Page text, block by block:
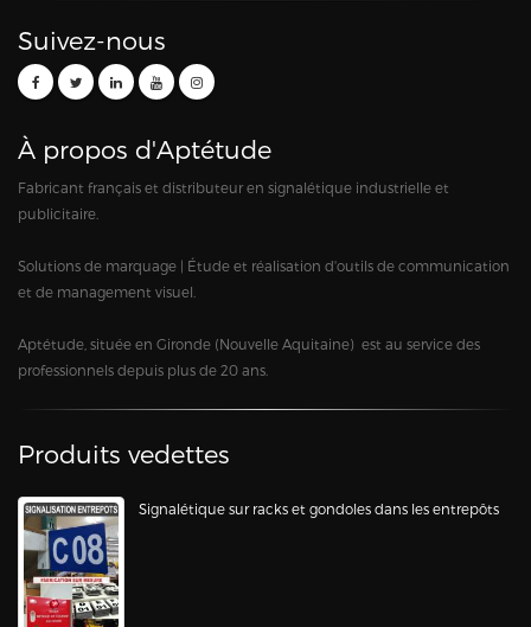
Suivez-nous
À propos d'Aptétude
Fabricant français et distributeur en signalétique industrielle et
publicitaire.
Solutions de marquage | Étude et réalisation d'outils de communication
et de management visuel.
Aptétude, située en Gironde (Nouvelle Aquitaine) est au service des
professionnels depuis plus de 20 ans.
Produits vedettes
Signalétique sur racks et gondoles dans les entrepôts